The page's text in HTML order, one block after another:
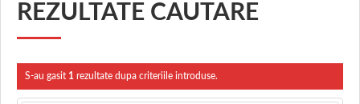
REZULTATE CAUTARE
S-au gasit 1 rezultate dupa criteriile introduse.